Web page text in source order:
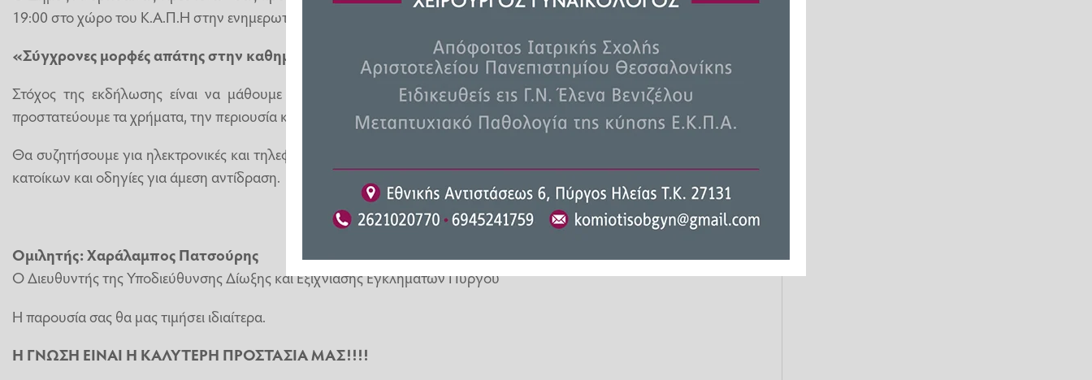
19:00 στο χώρο του Κ.Α.Π.Η στην ενημερωτική εκδήλωση με θέμα:
«Σύγχρονες μορφές απάτης στην καθημερινότητα και τρόποι προστασίας».
Στόχος της εκδήλωσης είναι να μάθουμε να αναγνωρίζουμε τους κινδύνους και να
προστατεύουμε τα χρήματα, την περιουσία και τα προσωπικά μας δεδομένα.
Θα συζητήσουμε για ηλεκτρονικές και τηλεφωνικές απάτες, παγίδες στις αγορές, απάτες
κατοίκων και οδηγίες για άμεση αντίδραση.
Ομιλητής: Χαράλαμπος Πατσούρης
Ο Διευθυντής της Υποδιεύθυνσης Δίωξης και Εξιχνίασης Εγκλημάτων Πύργου
Η παρουσία σας θα μας τιμήσει ιδιαίτερα.
Η ΓΝΩΣΗ ΕΙΝΑΙ Η ΚΑΛΥΤΕΡΗ ΠΡΟΣΤΑΣΙΑ ΜΑΣ!!!!